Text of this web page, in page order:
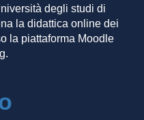
degli studi di
la didattica online dei
la piattaforma Moodle